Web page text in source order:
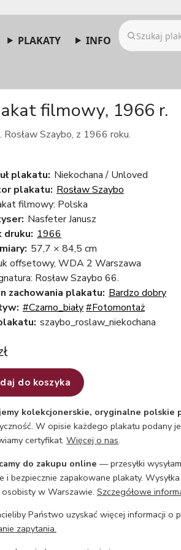
PLAKATY INFO
filmowy, 1966 r.
Szaybo, z 1966 roku.
plakatu: Niekochana / Unloved
plakatu: Rosław Szaybo
filmowy: Polska
Nasfeter Janusz
druku: 1966
57,7 × 84,5 cm
offsetowy, WDA 2 Warszawa
Rosław Szaybo 66.
zachowania plakatu: Bardzo dobry
#Czarno_biały#Fotomontaż
szaybo_roslaw_niekochana
do koszyka
kolekcjonerskie, oryginalne polskie
W opisie każdego plakatu podany
certyfikat. Więcej o nas.
do zakupu online — przesyłki
i bezpiecznie zapakowane plakaty.
w Warszawie. Szczegółowe
Państwo uzyskać więcej informacji o
zapytania.